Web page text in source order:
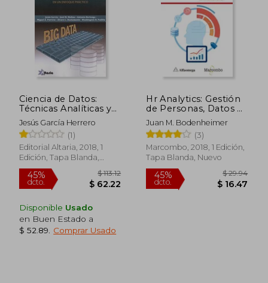
45%
dcto. $ 80.51
45%
dcto. $
Ciencia de Datos:
Técnicas Analíticas y
Aprendizaje
Estadístico en un
Enfoque Práctico
Jesús García Herrero
(1)
Editorial Altaria, 2018, 1
Edición, Tapa Blanda,
Nuevo
Disponible Usado
en Buen Estado a
$ 52.89
Comprar Usado
Hr Analytics: Gestión
de Personas, Datos y
Decisiones
Juan M. Bodenheimer
(3)
Marcombo, 2018, 1 Edición,
Tapa Blanda, Nuevo